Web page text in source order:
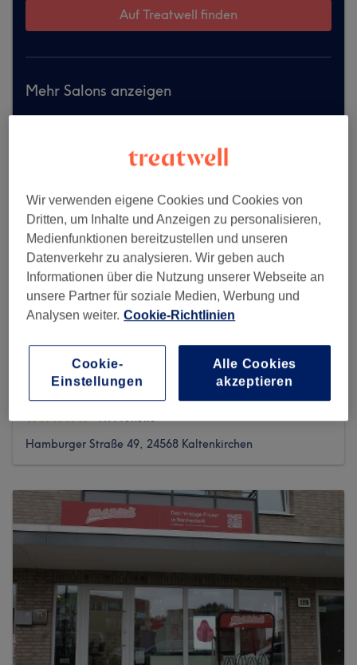
Auf Treatwell finden
Mehr Salons anzeigen
Jan Style
Hamburger Straße 49, 24568 Kaltenkirchen
Wir verwenden eigene Cookies und Cookies von
Dritten, um Inhalte und Anzeigen zu personalisieren,
Medienfunktionen bereitzustellen und unseren
Datenverkehr zu analysieren. Wir geben auch
Informationen über die Nutzung unserer Webseite an
unsere Partner für soziale Medien, Werbung und
Analysen weiter. Cookie-Richtlinien
Cookie-
Einstellungen
Alle Cookies
akzeptieren